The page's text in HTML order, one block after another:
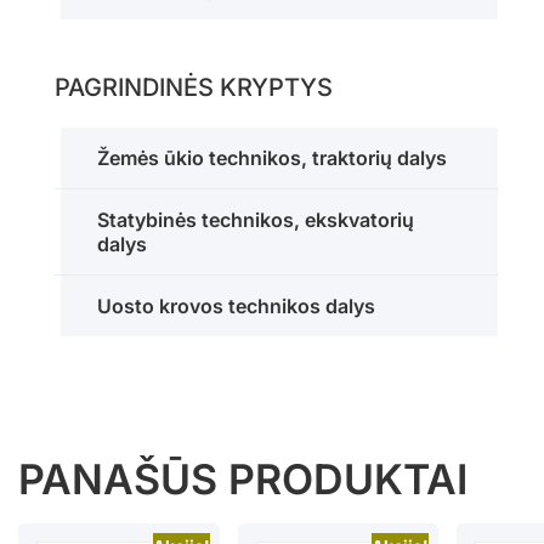
PAGRINDINĖS KRYPTYS
Žemės ūkio technikos, traktorių dalys
Statybinės technikos, ekskvatorių
dalys
Uosto krovos technikos dalys
PANAŠŪS PRODUKTAI